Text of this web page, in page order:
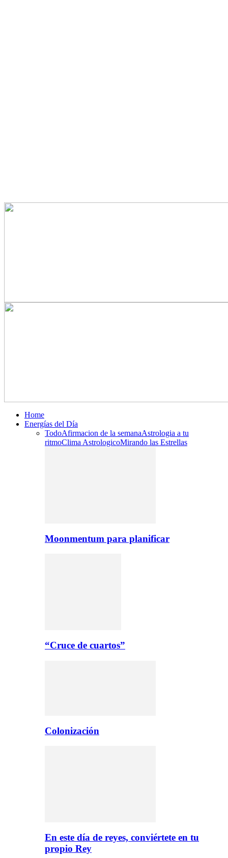
Home
Energías del Día
TodoAfirmacion de la semanaAstrologia a tu
ritmoClima AstrologicoMirando las Estrellas
Moonmentum para planificar
“Cruce de cuartos”
Colonización
En este día de reyes, conviértete en tu
propio Rey